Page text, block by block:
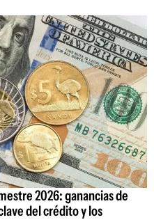
2026: ganancias de
del crédito y los